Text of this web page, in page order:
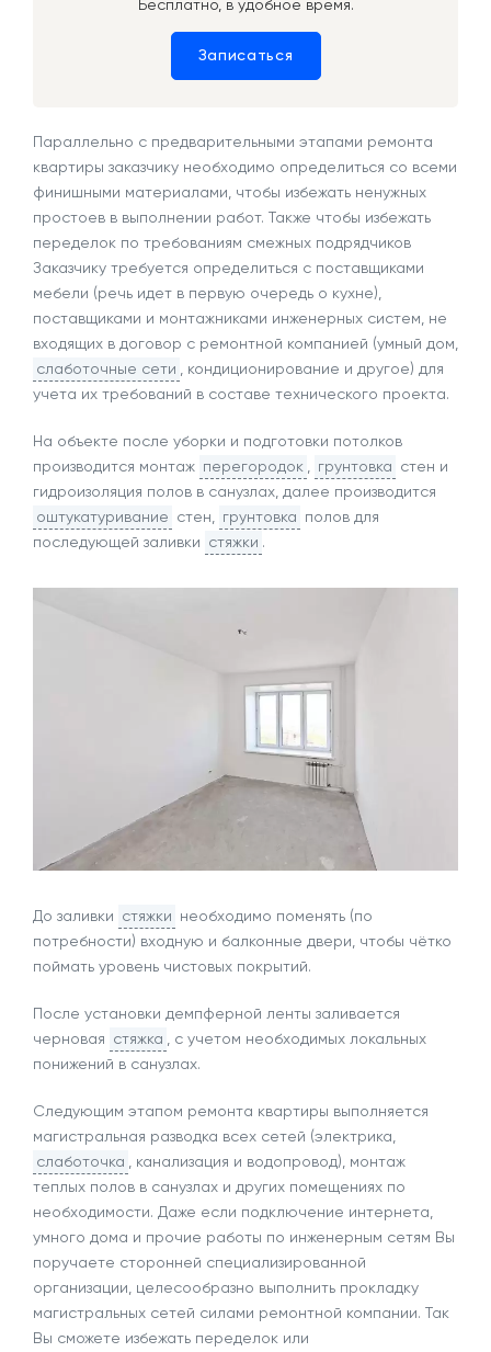
Бесплатно, в удобное время.
Записаться
Параллельно с предварительными этапами ремонта
квартиры заказчику необходимо определиться со всеми
финишными материалами, чтобы избежать ненужных
простоев в выполнении работ. Также чтобы избежать
переделок по требованиям смежных подрядчиков
Заказчику требуется определиться с поставщиками
мебели (речь идет в первую очередь о кухне),
поставщиками и монтажниками инженерных систем, не
входящих в договор с ремонтной компанией (умный дом,
слаботочные сети
, кондиционирование и другое) для
учета их требований в составе технического проекта.
На объекте после уборки и подготовки потолков
производится монтаж перегородок грунтовка стен и
гидроизоляция полов в санузлах, далее производится
оштукатуривание стен, грунтовка полов для
последующей заливки стяжки .
До заливки стяжки необходимо поменять (по
потребности) входную и балконные двери, чтобы чётко
поймать уровень чистовых покрытий.
После установки демпферной ленты заливается
черновая стяжка , с учетом необходимых локальных
понижений в санузлах.
Следующим этапом ремонта квартиры выполняется
магистральная разводка всех сетей (электрика,
слаботочка , канализация и водопровод), монтаж
теплых полов в санузлах и других помещениях по
необходимости. Даже если подключение интернета,
умного дома и прочие работы по инженерным сетям Вы
поручаете сторонней специализированной
организации, целесообразно выполнить прокладку
магистральных сетей силами ремонтной компании. Так
Вы сможете избежать переделок или